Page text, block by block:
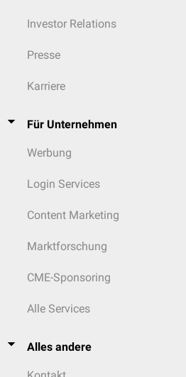
Investor Relations
Presse
Karriere
Für Unternehmen
Werbung
Login Services
Content Marketing
Marktforschung
CME-Sponsoring
Alle Services
Alles andere